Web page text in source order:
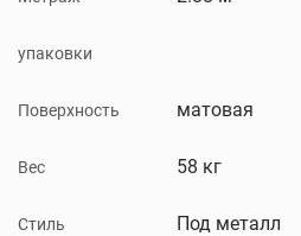
упаковки
Поверхность матовая
Вес 58 кг
Стиль Под металл